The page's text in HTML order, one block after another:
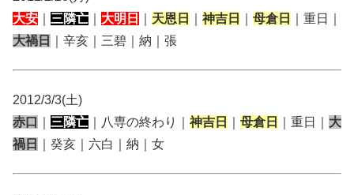
大安
三隣亡 大明日 天恩日 神吉日 母倉日
｜重日｜
大禍日
｜辛亥｜三碧｜納｜張
2012/3/3(土)
赤口
三隣亡 ｜八専の終わり｜ 神吉日 母倉日 ｜重日｜ 大
禍日
｜癸亥｜六白｜納｜女